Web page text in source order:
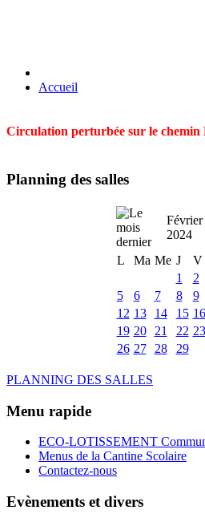
Accueil
Circulation perturbée sur le chemin
Planning des salles
Février
2024
L
Ma Me J V
1
2
5
6 7 8 9
12 13 14 15 16
19 20 21 22 23
26 27 28 29
PLANNING DES SALLES
Menu rapide
ECO-LOTISSEMENT
Menus de la Cantine Scolaire
Contactez-nous
Evènements et divers